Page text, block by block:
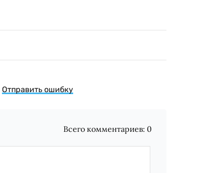
Отправить ошибку
Всего комментариев: 0